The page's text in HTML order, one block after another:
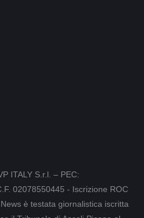
ITALY S.r.l. – PEC:
02078550445 - Iscrizione ROC
è testata giornalistica iscritta